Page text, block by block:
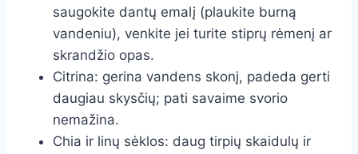
saugokite dantų emalį (plaukite burną
vandeniu), venkite jei turite stiprų rėmenį ar
skrandžio opas.
Citrina: gerina vandens skonį, padeda gerti
daugiau skysčių; pati savaime svorio
nemažina.
Chia ir linų sėklos: daug tirpių skaidulų ir